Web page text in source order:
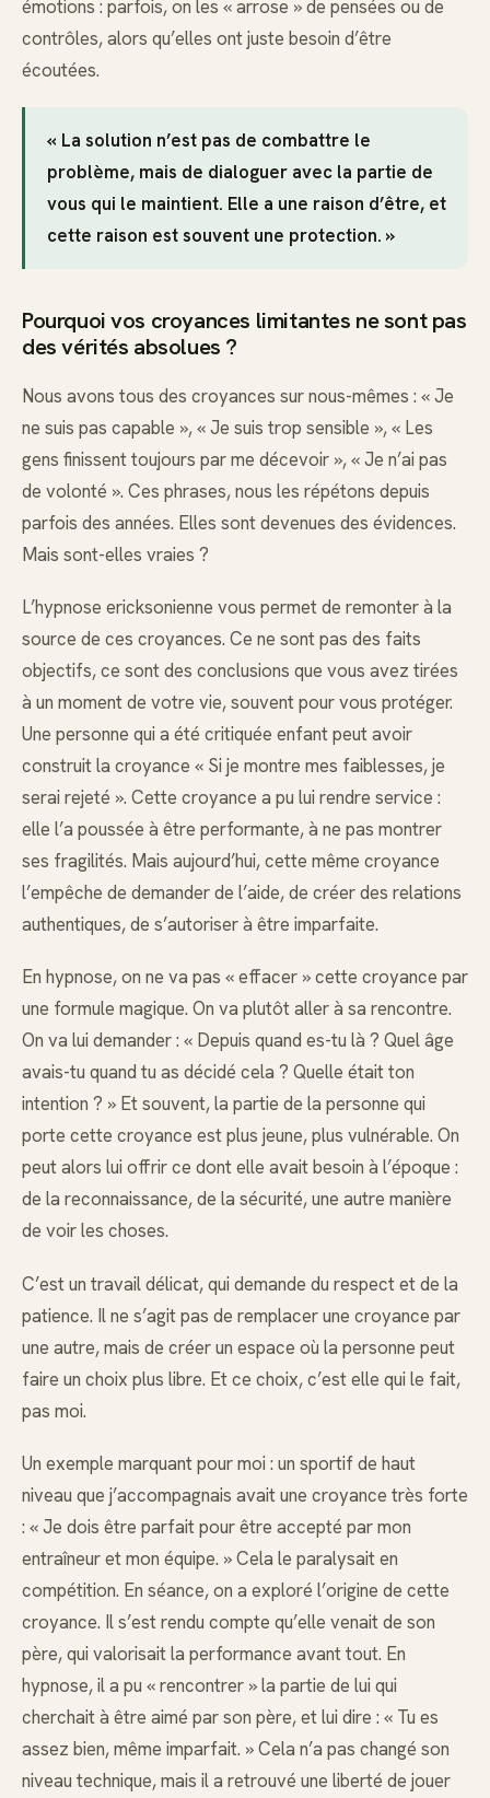
émotions : parfois, on les « arrose » de pensées ou de
contrôles, alors qu’elles ont juste besoin d’être
écoutées.
« La solution n’est pas de combattre le
problème, mais de dialoguer avec la partie de
vous qui le maintient. Elle a une raison d’être, et
cette raison est souvent une protection. »
Pourquoi vos croyances limitantes ne sont pas
des vérités absolues ?
Nous avons tous des croyances sur nous-mêmes : « Je
ne suis pas capable », « Je suis trop sensible », « Les
gens finissent toujours par me décevoir », « Je n’ai pas
de volonté ». Ces phrases, nous les répétons depuis
parfois des années. Elles sont devenues des évidences.
Mais sont-elles vraies ?
L’hypnose ericksonienne vous permet de remonter à la
source de ces croyances. Ce ne sont pas des faits
objectifs, ce sont des conclusions que vous avez tirées
à un moment de votre vie, souvent pour vous protéger.
Une personne qui a été critiquée enfant peut avoir
construit la croyance « Si je montre mes faiblesses, je
serai rejeté ». Cette croyance a pu lui rendre service :
elle l’a poussée à être performante, à ne pas montrer
ses fragilités. Mais aujourd’hui, cette même croyance
l’empêche de demander de l’aide, de créer des relations
authentiques, de s’autoriser à être imparfaite.
En hypnose, on ne va pas « effacer » cette croyance par
une formule magique. On va plutôt aller à sa rencontre.
On va lui demander : « Depuis quand es-tu là ? Quel âge
avais-tu quand tu as décidé cela ? Quelle était ton
intention ? » Et souvent, la partie de la personne qui
porte cette croyance est plus jeune, plus vulnérable. On
peut alors lui offrir ce dont elle avait besoin à l’époque :
de la reconnaissance, de la sécurité, une autre manière
de voir les choses.
C’est un travail délicat, qui demande du respect et de la
patience. Il ne s’agit pas de remplacer une croyance par
une autre, mais de créer un espace où la personne peut
faire un choix plus libre. Et ce choix, c’est elle qui le fait,
pas moi.
Un exemple marquant pour moi : un sportif de haut
niveau que j’accompagnais avait une croyance très forte
: « Je dois être parfait pour être accepté par mon
entraîneur et mon équipe. » Cela le paralysait en
compétition. En séance, on a exploré l’origine de cette
croyance. Il s’est rendu compte qu’elle venait de son
père, qui valorisait la performance avant tout. En
hypnose, il a pu « rencontrer » la partie de lui qui
cherchait à être aimé par son père, et lui dire : « Tu es
assez bien, même imparfait. » Cela n’a pas changé son
niveau technique, mais il a retrouvé une liberté de jouer